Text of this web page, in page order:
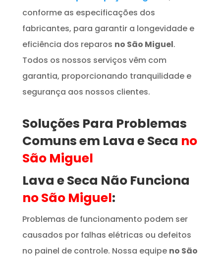
conforme as especificações dos
fabricantes, para garantir a longevidade e
eficiência dos reparos no São Miguel.
Todos os nossos serviços vêm com
garantia, proporcionando tranquilidade e
segurança aos nossos clientes.
Soluções Para Problemas
Comuns em Lava e Seca no
São Miguel
Lava e Seca Não Funciona
no São Miguel:
Problemas de funcionamento podem ser
causados por falhas elétricas ou defeitos
no painel de controle. Nossa equipe no São